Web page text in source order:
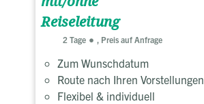
Reiseleitung
2 Tage , Preis auf Anfrage
Zum Wunschdatum
Route nach Ihren Vorstellungen
Flexibel & individuell